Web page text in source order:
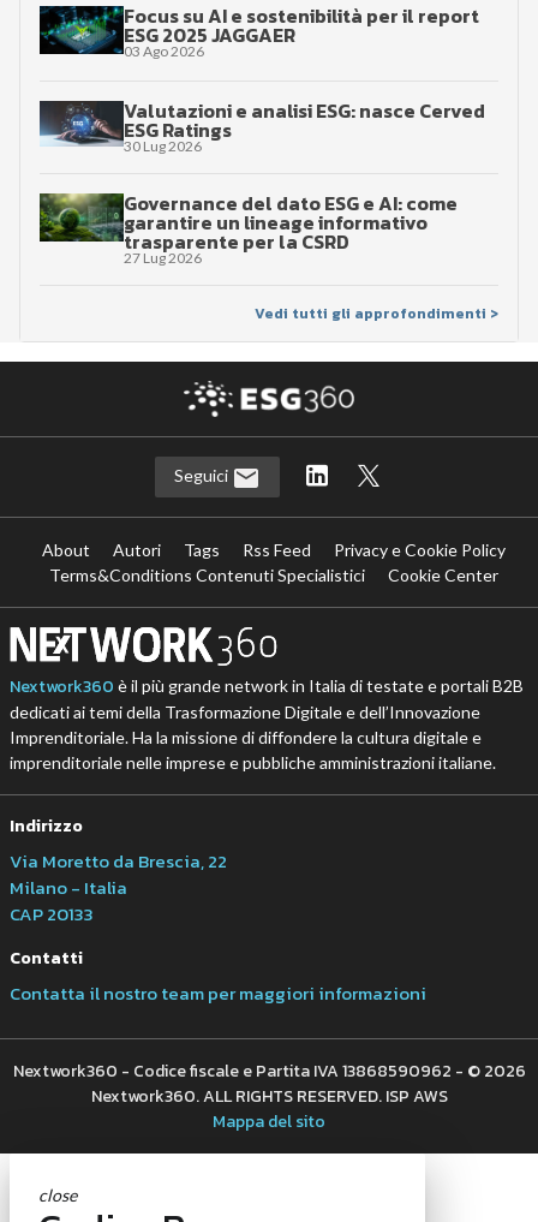
Focus su AI e sostenibilità per il report
ESG 2025 JAGGAER
03 Ago 2026
Valutazioni e analisi ESG: nasce Cerved
ESG Ratings
30 Lug 2026
Governance del dato ESG e AI: come
garantire un lineage informativo
trasparente per la CSRD
27 Lug 2026
Vedi tutti gli approfondimenti >
Seguici
About Autori Tags Rss Feed
Privacy e Cookie Policy
Terms&Conditions Contenuti Specialistici
Cookie Center
Nextwork360 è il più grande network in Italia di testate e portali B2B
dedicati ai temi della Trasformazione Digitale e dell’Innovazione
Imprenditoriale. Ha la missione di diffondere la cultura digitale e
imprenditoriale nelle imprese e pubbliche amministrazioni italiane.
Indirizzo
Via Moretto da Brescia, 22
Milano - Italia
CAP 20133
Contatti
Contatta il nostro team per maggiori informazioni
Nextwork360 - Codice fiscale e Partita IVA 13868590962 - © 2026
Nextwork360. ALL RIGHTS RESERVED. ISP AWS
Mappa del sito
close